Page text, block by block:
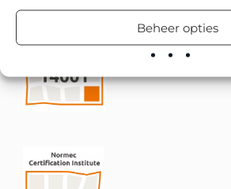
Beheer opties